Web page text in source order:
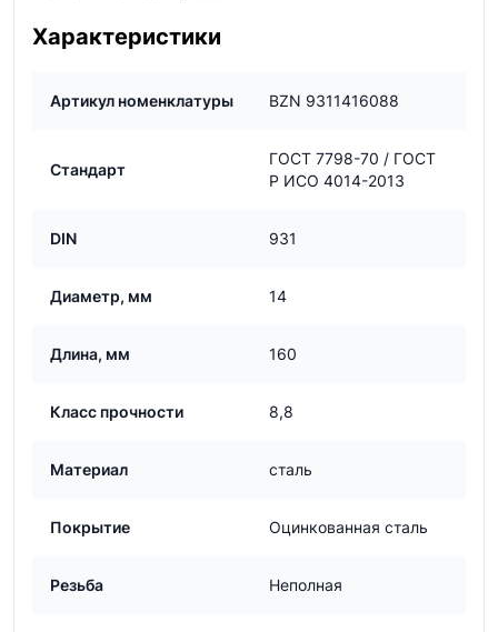
Характеристики
Артикул номенклатуры BZN 9311416088
Стандарт
ГОСТ 7798-70 / ГОСТ
Р ИСО 4014-2013
DIN 931
Диаметр, мм 14
Длина, мм 160
Класс прочности 8,8
Материал сталь
Покрытие Оцинкованная сталь
Резьба Неполная